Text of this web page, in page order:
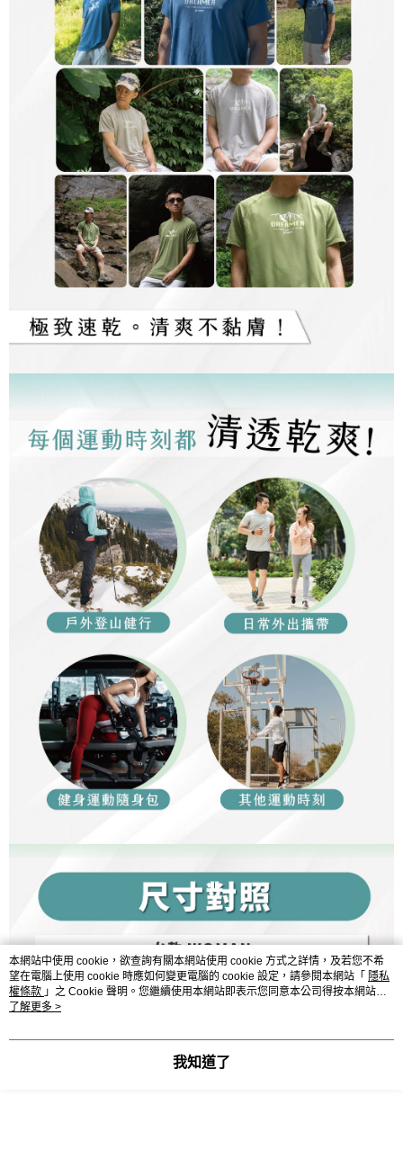
本網站中使用 cookie，欲查詢有關本網站使用 cookie 方式之詳情，及若您不希
望在電腦上使用 cookie 時應如何變更電腦的 cookie 設定，請參閱本網站「 隱私
權條款 」之 Cookie 聲明。您繼續使用本網站即表示您同意本公司得按本網站使
用條款之 Cookie 聲明使用 cookie。
了解更多 >
我知道了